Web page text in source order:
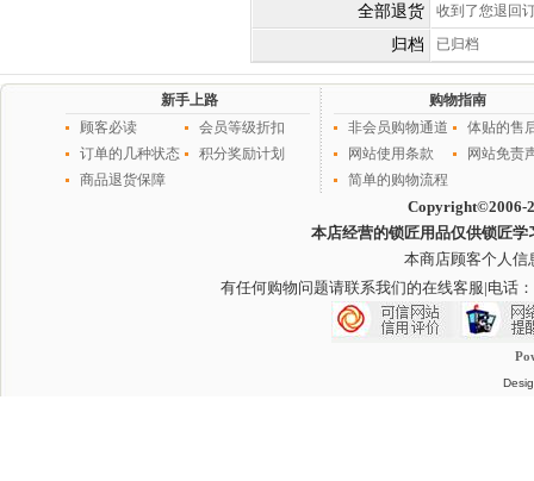
全部退货 收到了您退回
归档 已归档
新手上路
顾客必读
会员等级折扣
订单的几种状态
积分奖励计划
商品退货保障
购物指南
非会员购物通道
体贴的售
网站使用条款
网站免责
简单的购物流程
Copyright©2006-
本店经营的锁匠用品仅供锁匠
本商店顾客个人信
有任何购物问题请联系我们的在线客服|电话：